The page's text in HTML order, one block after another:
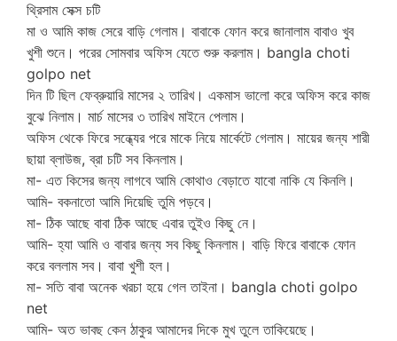
থ্রিসাম সেক্স চটি
মা ও আমি কাজ সেরে বাড়ি গেলাম। বাবাকে ফোন করে জানালাম বাবাও খুব
খুশী শুনে। পরের সোমবার অফিস যেতে শুরু করলাম। bangla choti
golpo net
দিন টি ছিল ফেব্রুয়ারি মাসের ২ তারিখ। একমাস ভালো করে অফিস করে কাজ
বুঝে নিলাম। মার্চ মাসের ৩ তারিখ মাইনে পেলাম।
অফিস থেকে ফিরে সন্ধ্যের পরে মাকে নিয়ে মার্কেটে গেলাম। মায়ের জন্য শারী
ছায়া ব্লাউজ, ব্রা চটি সব কিনলাম।
মা- এত কিসের জন্য লাগবে আমি কোথাও বেড়াতে যাবো নাকি যে কিনলি।
আমি- বকনাতো আমি দিয়েছি তুমি পড়বে।
মা- ঠিক আছে বাবা ঠিক আছে এবার তুইও কিছু নে।
আমি- হ্যা আমি ও বাবার জন্য সব কিছু কিনলাম। বাড়ি ফিরে বাবাকে ফোন
করে বললাম সব। বাবা খুশী হল।
মা- সতি বাবা অনেক খরচা হয়ে গেল তাইনা। bangla choti golpo
net
আমি- অত ভাবছ কেন ঠাকুর আমাদের দিকে মুখ তুলে তাকিয়েছে।